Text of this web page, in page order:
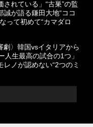
されている」“古巣”の監
誠が語る鎌田大地“ココ
って初めて“カマダロ
劇〉韓国vsイタリアから
生最高の試合の1つ」
レノが認めない“2つのミ